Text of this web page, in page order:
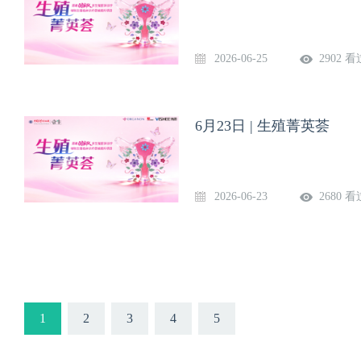
2026-06-25 2902 看
6月23日 | 生殖菁英荟
2026-06-23 2680 看
1 2 3 4 5